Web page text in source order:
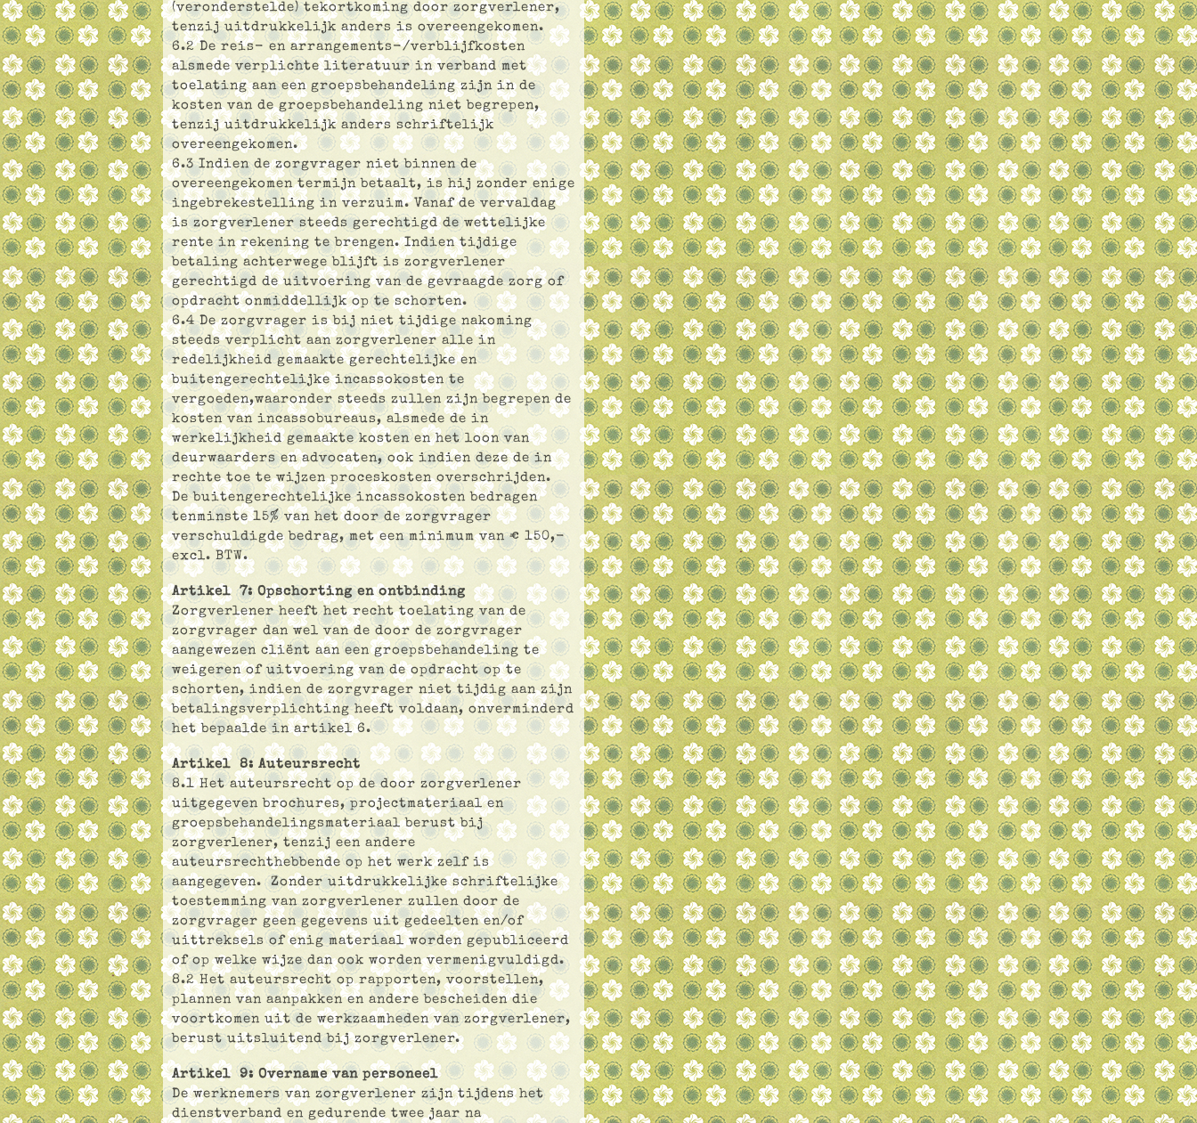
(veronderstelde) tekortkoming door zorgverlener,
tenzij uitdrukkelijk anders is overeengekomen.
6.2 De reis- en arrangements-/verblijfkosten
alsmede verplichte literatuur in verband met
toelating aan een groepsbehandeling zijn in de
kosten van de groepsbehandeling niet begrepen,
tenzij uitdrukkelijk anders schriftelijk
overeengekomen.
6.3 Indien de zorgvrager niet binnen de
overeengekomen termijn betaalt, is hij zonder enige
ingebrekestelling in verzuim. Vanaf de vervaldag
is zorgverlener steeds gerechtigd de wettelijke
rente in rekening te brengen. Indien tijdige
betaling achterwege blijft is zorgverlener
gerechtigd de uitvoering van de gevraagde zorg of
opdracht onmiddellijk op te schorten.
6.4 De zorgvrager is bij niet tijdige nakoming
steeds verplicht aan zorgverlener alle in
redelijkheid gemaakte gerechtelijke en
buitengerechtelijke incassokosten te
vergoeden,waaronder steeds zullen zijn begrepen de
kosten van incassobureaus, alsmede de in
werkelijkheid gemaakte kosten en het loon van
deurwaarders en advocaten, ook indien deze de in
rechte toe te wijzen proceskosten overschrijden.
De buitengerechtelijke incassokosten bedragen
tenminste 15% van het door de zorgvrager
verschuldigde bedrag, met een minimum van € 150,-
excl. BTW.
Artikel 7: Opschorting en ontbinding
Zorgverlener heeft het recht toelating van de
zorgvrager dan wel van de door de zorgvrager
aangewezen cliënt aan een groepsbehandeling te
weigeren of uitvoering van de opdracht op te
schorten, indien de zorgvrager niet tijdig aan zijn
betalingsverplichting heeft voldaan, onverminderd
het bepaalde in artikel 6.
Artikel 8: Auteursrecht
8.1 Het auteursrecht op de door zorgverlener
uitgegeven brochures, projectmateriaal en
groepsbehandelingsmateriaal berust bij
zorgverlener, tenzij een andere
auteursrechthebbende op het werk zelf is
aangegeven. Zonder uitdrukkelijke schriftelijke
toestemming van zorgverlener zullen door de
zorgvrager geen gegevens uit gedeelten en/of
uittreksels of enig materiaal worden gepubliceerd
of op welke wijze dan ook worden vermenigvuldigd.
8.2 Het auteursrecht op rapporten, voorstellen,
plannen van aanpakken en andere bescheiden die
voortkomen uit de werkzaamheden van zorgverlener,
berust uitsluitend bij zorgverlener.
Artikel 9: Overname van personeel
De werknemers van zorgverlener zijn tijdens het
dienstverband en gedurende twee jaar na